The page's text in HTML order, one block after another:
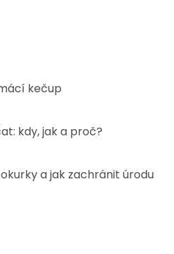
kečup
kdy, jak a proč?
a jak zachránit úrodu